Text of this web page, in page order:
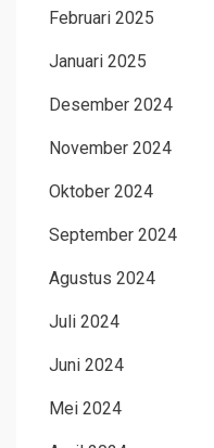
Februari 2025
Januari 2025
Desember 2024
November 2024
Oktober 2024
September 2024
Agustus 2024
Juli 2024
Juni 2024
Mei 2024